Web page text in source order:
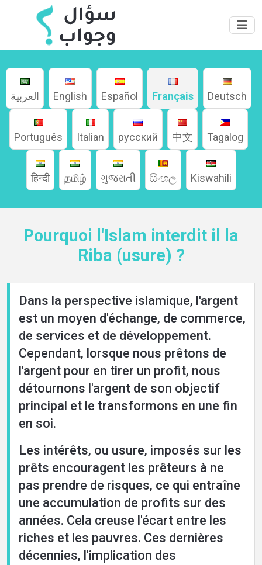
Home
About
Languages
العربية English Español Français Deutsch
Português Italian русский 中文 Tagalog
हिन्दी தமிழ் ગુજરાતી සිංහල Kiswahili
Pourquoi l'Islam interdit il la
Riba (usure) ?
Dans la perspective islamique, l'argent
est un moyen d'échange, de commerce,
de services et de développement.
Cependant, lorsque nous prêtons de
l'argent pour en tirer un profit, nous
détournons l'argent de son objectif
principal et le transformons en une fin
en soi.
Les intérêts, ou usure, imposés sur les
prêts encouragent les prêteurs à ne
pas prendre de risques, ce qui entraîne
une accumulation de profits sur des
années. Cela creuse l'écart entre les
riches et les pauvres. Ces dernières
décennies, l'implication des